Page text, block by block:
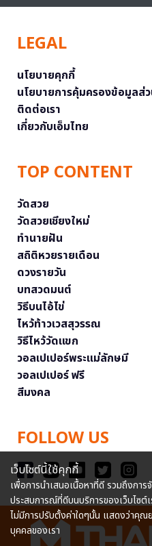
LEGAL
นโยบายคุกกี้
นโยบายการคุ้มครองข้อมูลส่
ติดต่อเรา
เกี่ยวกับเอ็มไทย
TOP CONTENT
วัดสวย
วัดสวยเชียงใหม่
ทำนายฝัน
สถิติหวยรายเดือน
ดวงรายวัน
บทสวดมนต์
วิธีบนไอ้ไข่
ไหว้ท้าวเวสสุวรรณ
วิธีไหว้วัดแขก
วอลเปเปอร์พระแม่ลักษมี
วอลเปเปอร์ ฟรี
สีมงคล
FOLLOW US
เว็บไซต์นี้ใช้คุกกี้
เพื่อการนำเสนอเนื้อหาที่ดี รวมถึงกา
ประสบการณ์ที่ดีบนบริการของเว็บไซต์
ไม่มีการปรับตั้งค่าใดๆนั้น แสดงว่าคุณ
บุคคลของเรา